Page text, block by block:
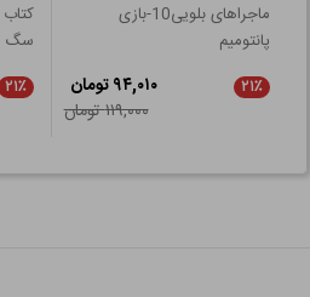
ماجراهای بلویی10-بازی
پانتومیم
۲۱٪
۹۴,۰۱۰ تومان
۱۱۹,۰۰۰ تومان
سگ
۲۱٪